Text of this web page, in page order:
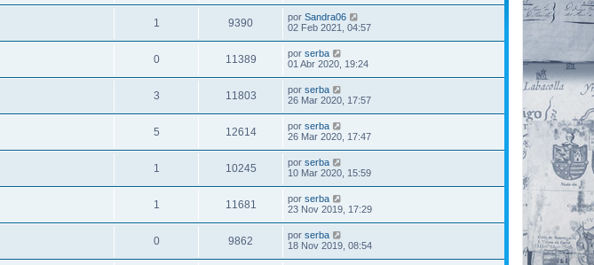
1 9390 por Sandra06
02 Feb 2021, 04:57
0 11389 por serba
01 Abr 2020, 19:24
3 11803 por serba
26 Mar 2020, 17:57
5 12614 por serba
26 Mar 2020, 17:47
1 10245 por serba
10 Mar 2020, 15:59
1 11681 por serba
23 Nov 2019, 17:29
0 9862 por serba
18 Nov 2019, 08:54